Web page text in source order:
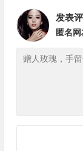
发表
匿名网